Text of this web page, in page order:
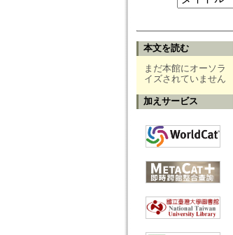
本文を読む
まだ本館にオーソラ
イズされていません
加えサービス